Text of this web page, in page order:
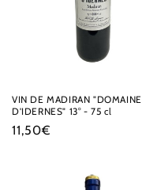
:VIN DE MADIRAN "DOMAINE
D'IDERNES" 13° - 75 cl
Prix
11,50€